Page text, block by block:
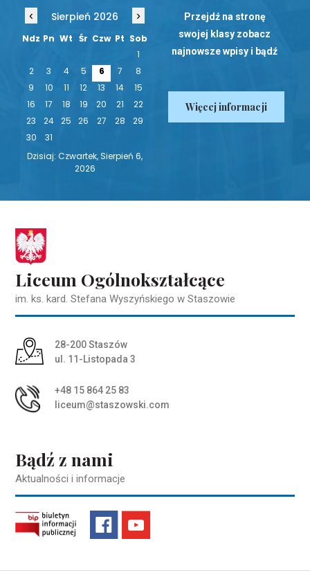
‹ Sierpień 2026 ›
Ndz Pn Wt Śr Czw Pt Sob
1
2
3 4 5 6 7
8
9
10 11 12 13 14
15
16
17 18 19 20 21
22
23
24 25 26 27 28
29
30
31
Dzisiaj: Czwartek, Sierpień 6,
2026
Przejdź na stronę
swojej klasy zobacz
najnowsze wpisy i bądź
Więcej informacji
Liceum Ogólnokształcące
im. ks. kard. Stefana Wyszyńskiego w Staszowie
Adres pocztowy:
28-200 Staszów
ul. 11-Listopada 3
+48 15 864 25 83
liceum@staszowski.com
Bądź z nami
Aktualności i informacje